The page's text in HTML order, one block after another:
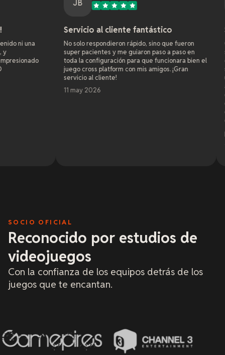
Servicio al cliente fantástico
No solo respondieron rápido, sino que fueron
super pacientes y me guiaron paso a paso en
toda la configuración para que funcionara bien el
juego cross platform con mis amigos. ¡Gran
servicio al cliente!
Soporte para
Como
sitios web desde
compañías de
servidor de
una semana y
afectaba a
que los hosters
en 4 años.
entusiastas en
disfrutaran el
ya han resuelto
puedo
certeza y darles
SOCIO OFICIAL
Reconocido por estudios de
videojuegos
Con la confianza de los equipos detrás de los
juegos que te encantan.